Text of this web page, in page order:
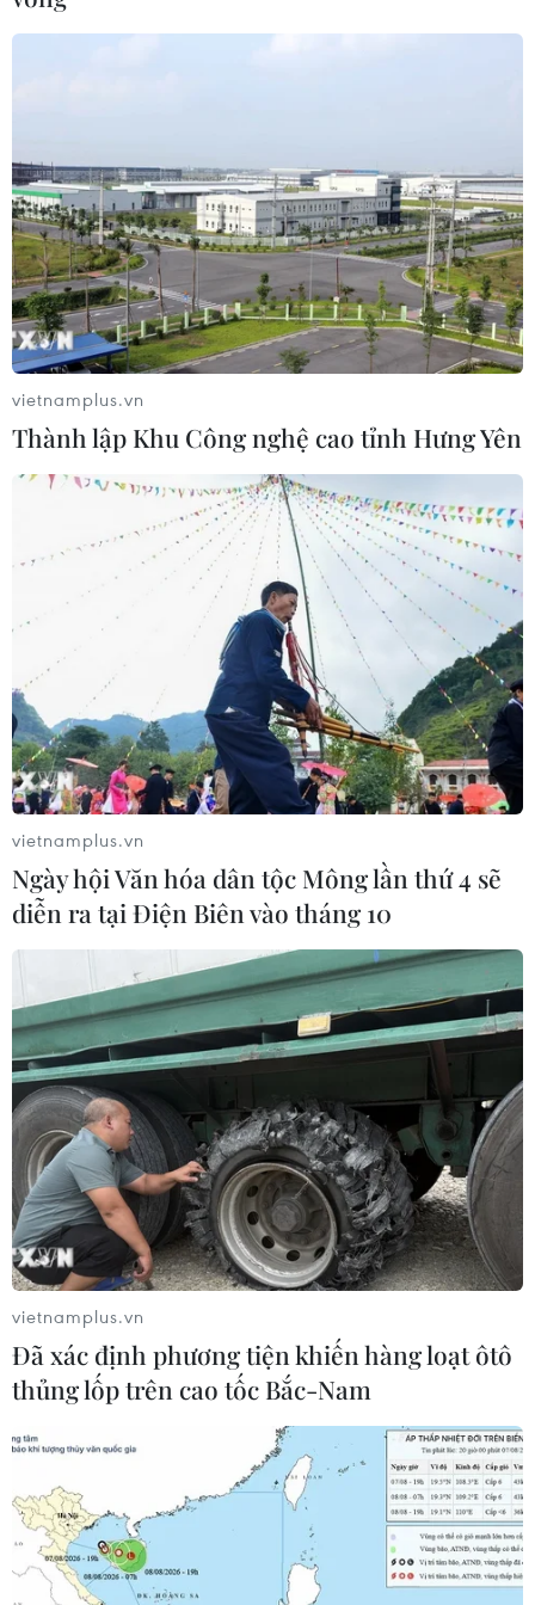
vietnamplus.vn
Thành lập Khu Công nghệ cao tỉnh Hưng Yên
vietnamplus.vn
Ngày hội Văn hóa dân tộc Mông lần thứ 4 sẽ
diễn ra tại Điện Biên vào tháng 10
vietnamplus.vn
Đã xác định phương tiện khiến hàng loạt ôtô
thủng lốp trên cao tốc Bắc-Nam